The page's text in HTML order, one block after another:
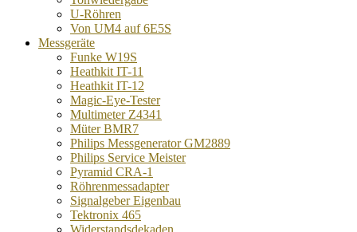
U-Röhren
Von UM4 auf 6E5S
Messgeräte
Funke W19S
Heathkit IT-11
Heathkit IT-12
Magic-Eye-Tester
Multimeter Z4341
Müter BMR7
Philips Messgenerator GM2889
Philips Service Meister
Pyramid CRA-1
Röhrenmessadapter
Signalgeber Eigenbau
Tektronix 465
Widerstandsdekaden